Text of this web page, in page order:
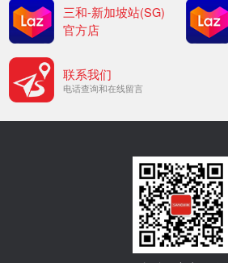
三和-新加坡站(SG)
官方店
联系我们
电话查询和在线留言